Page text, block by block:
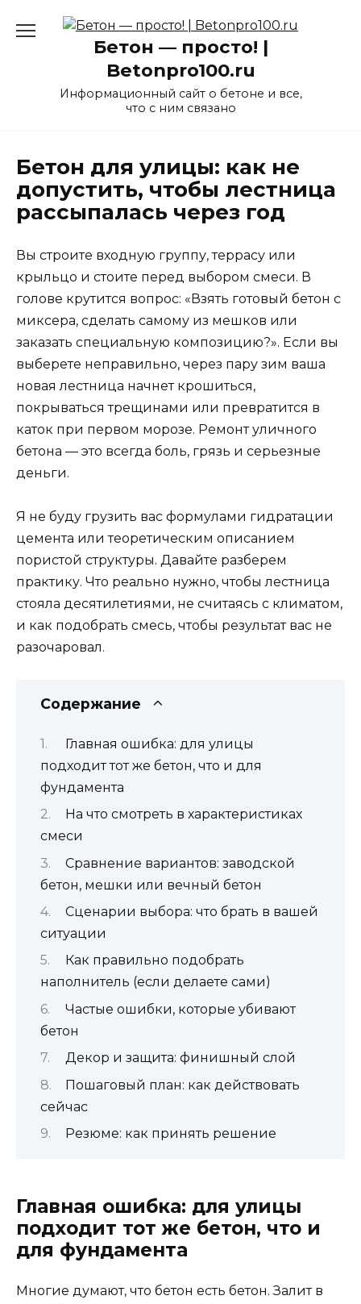
Бетон — просто! |
Betonpro100.ru
Информационный сайт о бетоне и все,
что с ним связано
Бетон для улицы: как не
допустить, чтобы лестница
рассыпалась через год
Вы строите входную группу, террасу или
крыльцо и стоите перед выбором смеси. В
голове крутится вопрос: «Взять готовый бетон с
миксера, сделать самому из мешков или
заказать специальную композицию?». Если вы
выберете неправильно, через пару зим ваша
новая лестница начнет крошиться,
покрываться трещинами или превратится в
каток при первом морозе. Ремонт уличного
бетона — это всегда боль, грязь и серьезные
деньги.
Я не буду грузить вас формулами гидратации
цемента или теоретическим описанием
пористой структуры. Давайте разберем
практику. Что реально нужно, чтобы лестница
стояла десятилетиями, не считаясь с климатом,
и как подобрать смесь, чтобы результат вас не
разочаровал.
Содержание
Главная ошибка: для улицы
подходит тот же бетон, что и для
фундамента
На что смотреть в характеристиках
смеси
Сравнение вариантов: заводской
бетон, мешки или вечный бетон
Сценарии выбора: что брать в вашей
ситуации
Как правильно подобрать
наполнитель (если делаете сами)
Частые ошибки, которые убивают
бетон
Декор и защита: финишный слой
Пошаговый план: как действовать
сейчас
Резюме: как принять решение
Главная ошибка: для улицы
подходит тот же бетон, что и
для фундамента
Многие думают, что бетон есть бетон. Залит в